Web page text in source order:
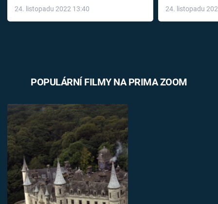
24. listopadu 2022 13:40
léky
24. listopadu
POPULÁRNÍ FILMY NA PRIMA ZOOM